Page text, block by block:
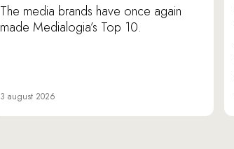
The media brands have once again
made Medialogia’s Top 10.
3 august 2026